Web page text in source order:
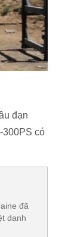
đạn
300PS có
đã
danh